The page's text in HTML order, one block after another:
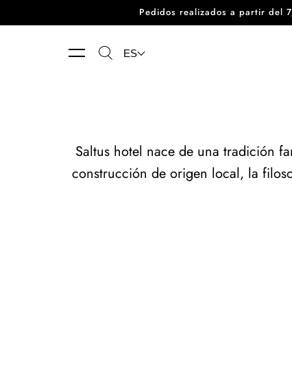
Ir directamente al contenidoPedidos realizados a partir del
ES
Saltus hotel nace de una tradición
construcción de origen local, la